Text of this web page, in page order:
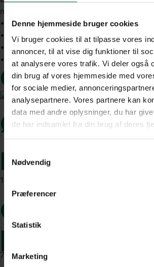
Denne hjemmeside bruger cookies
Vi bruger cookies til at tilpasse vores
annoncer, til at vise dig funktioner til
at analysere vores trafik. Vi deler også
din brug af vores hjemmeside med
for sociale medier,
analysepartnere. Vores partnere kan
data med andre oplysninger, du har
de har indsamlet fra din brug af deres
Samtykkevalg
Nødvendig
Præferencer
Statistik
Marketing
med parkeringspladser i umiddelbar
• Central beliggenhed
• Gode eksponeringsmuligheder
• Fleksibel planløsning
• Brus og sauna
Galleri
Økonomien
Leje pa.:
165.000 kr
pr. kvm:
750 kr